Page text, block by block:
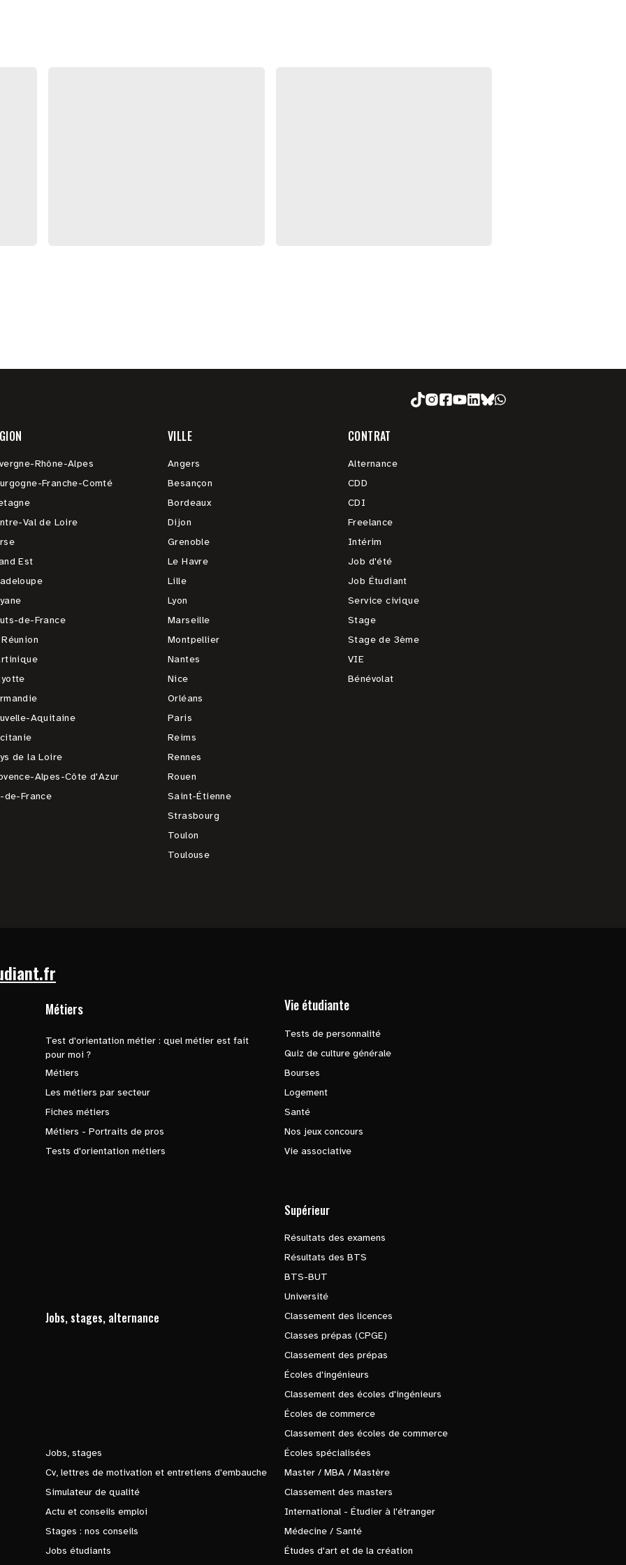
Rhône-Alpes
Franche-Comté
Val de Loire
Est
de-France
Aquitaine
de la Loire
Alpes-Côte d'Azur
de-France
VILLE
Angers
Besançon
Bordeaux
Dijon
Grenoble
Le Havre
Lille
Lyon
Marseille
Montpellier
Nantes
Nice
Orléans
Paris
Reims
Rennes
Rouen
Saint-Étienne
Strasbourg
Toulon
Toulouse
CONTRAT
Alternance
CDD
CDI
Freelance
Intérim
Job d'été
Job Étudiant
Service civique
Stage
Stage de 3ème
VIE
Bénévolat
Métiers
Test d'orientation métier : quel métier est fait
pour moi ?
Métiers
Les métiers par secteur
Fiches métiers
Métiers - Portraits de pros
Tests d'orientation métiers
Vie étudiante
Tests de personnalité
Quiz de culture générale
Bourses
Logement
Santé
Nos jeux concours
Vie associative
Jobs, stages, alternance
Jobs, stages
Cv, lettres de motivation et entretiens d'embauche
Simulateur de qualité
Actu et conseils emploi
Stages : nos conseils
Jobs étudiants
Supérieur
Résultats des examens
Résultats des BTS
BTS-BUT
Université
Classement des licences
Classes prépas (CPGE)
Classement des prépas
Écoles d'ingénieurs
Classement des écoles d'ingénieurs
Écoles de commerce
Classement des écoles de commerce
Écoles spécialisées
Master / MBA / Mastère
Classement des masters
International - Étudier à l'étranger
Médecine / Santé
Études d'art et de la création